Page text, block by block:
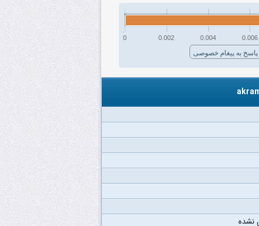
پاسخ به پیغام خصوصی
0 0.002 0.004 0.006
نشده